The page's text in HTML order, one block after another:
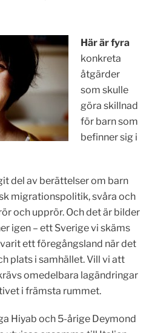
Här är fyra
konkreta
åtgärder
som skulle
göra skillnad
för barn som
befinner sig i
del av berättelser om barn
migrationspolitik, svåra och
och upprör. Och det är bilder
igen – ett Sverige vi skäms
ett föregångsland när det
plats i samhället. Vill vi att
omedelbara lagändringar
i främsta rummet.
Hiyab och 5-årige Deymond